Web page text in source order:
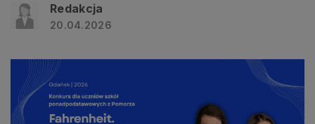
Redakcja
20.04.2026